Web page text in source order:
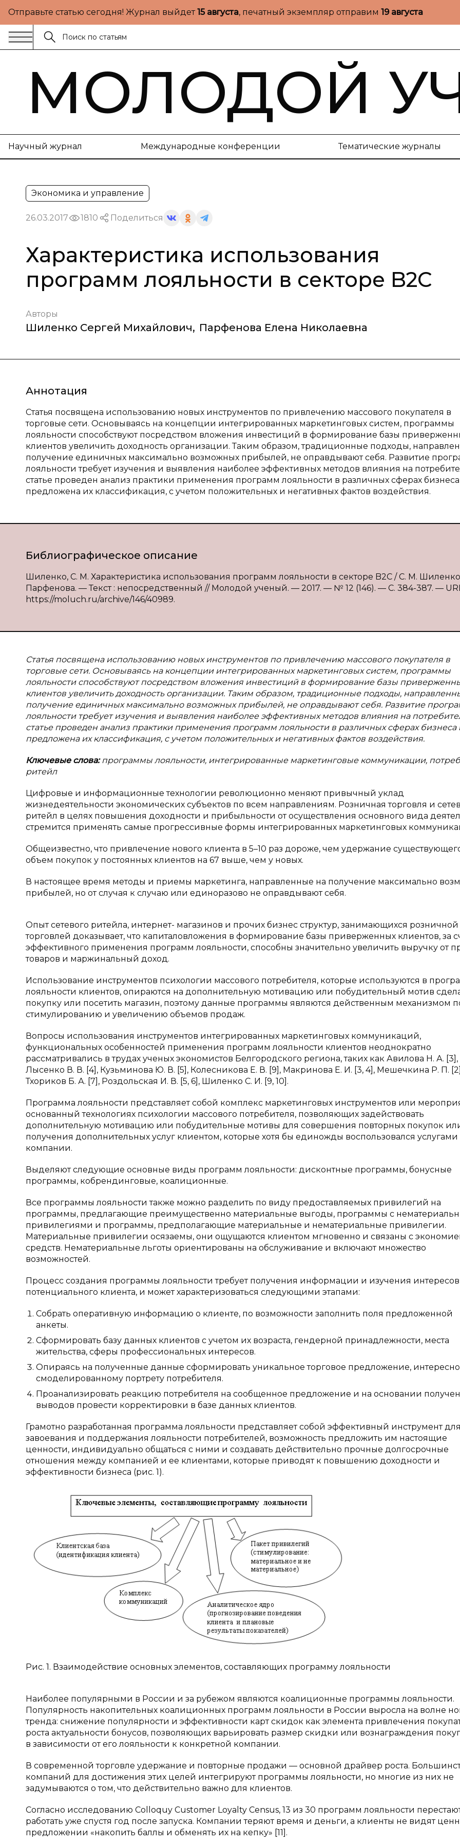
Отправьте статью сегодня! Журнал выйдет15 августа, печатный экземпляр отправим 19 августа
МОЛОДОЙ
Научный журнал Международные конференции Тематические журналы
Экономика и управление
26.03.2017 1810 Поделиться
Характеристика использования
программ лояльности в секторе B2C
Авторы
Шиленко Сергей Михайлович, Парфенова Елена Николаевна
Аннотация
Статья посвящена использованию новых инструментов по привлечению массового покупателя в
торговые сети. Основываясь на концепции интегрированных маркетинговых систем, программы
лояльности способствуют посредством вложения инвестиций в формирование базы
клиентов увеличить доходность организации. Таким образом, традиционные подходы,
получение единичных максимально возможных прибылей, не оправдывают себя. Развитие
лояльности требует изучения и выявления наиболее эффективных методов влияния на
статье проведен анализ практики применения программ лояльности в различных сферах
предложена их классификация, с учетом положительных и негативных фактов воздействия.
Библиографическое описание
Шиленко, С. М. Характеристика использования программ лояльности в секторе B2C / С. М.
Парфенова. — Текст : непосредственный // Молодой ученый. — 2017. — № 12 (146). — С. 384-387. —
https://moluch.ru/archive/146/40989.
Статья посвящена использованию новых инструментов по привлечению массового покупателя в
торговые сети. Основываясь на концепции интегрированных маркетинговых систем, программы
лояльности способствуют посредством вложения инвестиций в формирование базы
клиентов увеличить доходность организации. Таким образом, традиционные подходы,
получение единичных максимально возможных прибылей, не оправдывают себя. Развитие
лояльности требует изучения и выявления наиболее эффективных методов влияния на
статье проведен анализ практики применения программ лояльности в различных сферах бизнеса
предложена их классификация, с учетом положительных и негативных фактов воздействия.
Ключевые слова:программы лояльности, интегрированные маркетинговые коммуникации,
ритейл
Цифровые и информационные технологии революционно меняют привычный уклад
жизнедеятельности экономических субъектов по всем направлениям. Розничная торговля и
ритейл в целях повышения доходности и прибыльности от осуществления основного вида
стремится применять самые прогрессивные формы интегрированных маркетинговых
Общеизвестно, что привлечение нового клиента в 5–10 раз дороже, чем удержание
объем покупок у постоянных клиентов на 67 выше, чем у новых.
В настоящее время методы и приемы маркетинга, направленные на получение максимально
прибылей, но от случая к случаю или единоразово не оправдывают себя.
Опыт сетевого ритейла, интернет- магазинов и прочих бизнес структур, занимающихся розничной
торговлей доказывает, что капиталовложения в формирование базы приверженных клиентов, за
эффективного применения программ лояльности, способны значительно увеличить выручку от
товаров и маржинальный доход.
Использование инструментов психологии массового потребителя, которые используются в
лояльности клиентов, опираются на дополнительную мотивацию или побудительный мотив
покупку или посетить магазин, поэтому данные программы являются действенным механизмом
стимулированию и увеличению объемов продаж.
Вопросы использования инструментов интегрированных маркетинговых коммуникаций,
функциональных особенностей применения программ лояльности клиентов неоднократно
рассматривались в трудах ученых экономистов Белгородского региона, таких как Авилова Н. А. [3],
Лысенко В. В. [4], Кузьминова Ю. В. [5], Колесникова Е. В. [9], Макринова Е. И. [3, 4], Мешечкина Р. П.
Тхориков Б. А. [7], Роздольская И. В. [5, 6], Шиленко С. И. [9, 10].
Программа лояльности представляет собой комплекс маркетинговых инструментов или
основанный технологиях психологии массового потребителя, позволяющих задействовать
дополнительную мотивацию или побудительные мотивы для совершения повторных покупок
получения дополнительных услуг клиентом, которые хотя бы единожды воспользовался услугами
компании.
Выделяют следующие основные виды программ лояльности: дисконтные программы, бонусные
программы, кобрендинговые, коалиционные.
Все программы лояльности также можно разделить по виду предоставляемых привилегий на
программы, предлагающие преимущественно материальные выгоды, программы с
привилегиями и программы, предполагающие материальные и нематериальные привилегии.
Материальные привилегии осязаемы, они ощущаются клиентом мгновенно и связаны с
средств. Нематериальные льготы ориентированы на обслуживание и включают множество
возможностей.
Процесс создания программы лояльности требует получения информации и изучения интересов
потенциального клиента, и может характеризоваться следующими этапами:
Собрать оперативную информацию о клиенте, по возможности заполнить поля предложенной
анкеты.
Сформировать базу данных клиентов с учетом их возраста, гендерной принадлежности, места
жительства, сферы профессиональных интересов.
Опираясь на полученные данные сформировать уникальное торговое предложение,
смоделированному портрету потребителя.
Проанализировать реакцию потребителя на сообщенное предложение и на основании
выводов провести корректировки в базе данных клиентов.
Грамотно разработанная программа лояльности представляет собой эффективный инструмент для
завоевания и поддержания лояльности потребителей, возможность предложить им настоящие
ценности, индивидуально общаться с ними и создавать действительно прочные долгосрочные
отношения между компанией и ее клиентами, которые приводят к повышению доходности и
эффективности бизнеса (рис. 1).
Рис. 1. Взаимодействие основных элементов, составляющих программу лояльности
Наиболее популярными в России и за рубежом являются коалиционные программы лояльности.
Популярность накопительных коалиционных программ лояльности в России выросла на волне
тренда: снижение популярности и эффективности карт скидок как элемента привлечения
роста актуальности бонусов, позволяющих варьировать размер скидки или вознаграждения
в зависимости от его лояльности к конкретной компании.
В современной торговле удержание и повторные продажи — основной драйвер роста.
компаний для достижения этих целей интегрируют программы лояльности, но многие из них не
задумываются о том, что действительно важно для клиентов.
Согласно исследованию Colloquy Customer Loyalty Census, 13 из 30 программ лояльности
работать уже спустя год после запуска. Компании теряют время и деньги, а клиенты не видят
предложении «накопить баллы и обменять их на кепку» [11].